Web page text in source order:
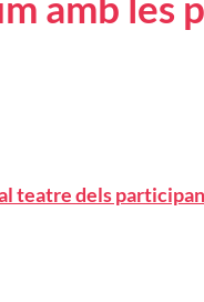
teatre dels